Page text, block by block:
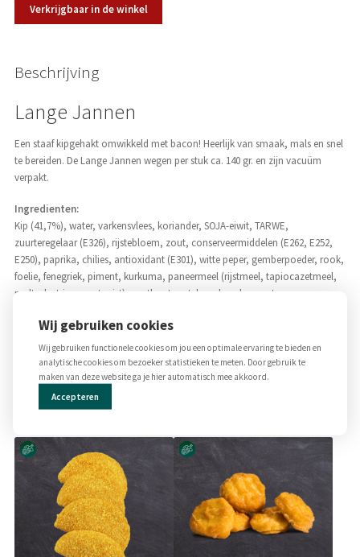
Verkrijgbaar in de winkel
Beschrijving
Lange Jannen
Een staaf kipgehakt omwikkeld met bacon! Heerlijk van smaak, mals en snel
te bereiden. De Lange Jannen wegen per stuk ca. 140 gr. en zijn vacuüm
verpakt.
Ingredienten:
Kip (41,7%), water, varkensvlees, koriander, SOJA-eiwit, TARWE,
zuurteregelaar (E326), rijstebloem, zout, conserveermiddelen (E262, E252,
E250), paprika, chilies, antioxidant (E301), witte peper, gemberpoeder, rook,
foelie, fenegriek, piment, kurkuma, paneermeel (rijstmeel, tapiocazetmeel,
maltodextrine, zout, gist), zoethoutwortelpoeder, glucosestroop, aroma,
Allergenen
SOJA, TARWE (gluten)
Gerelateerde producten
Wij gebruiken cookies
Wij gebruiken functionele cookies om jou een optimale ervaring te bieden en
analytische cookies om bezoeker statistieken te meten. Door gebruik te
maken van deze website ga je hier automatisch mee akkoord.
Accepteren